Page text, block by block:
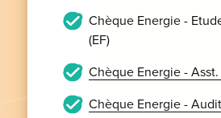
Chèque Energie -
(EF)
Chèque Energie -
Chèque Energie -